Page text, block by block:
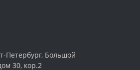
Петербург, Большой
30, кор.2